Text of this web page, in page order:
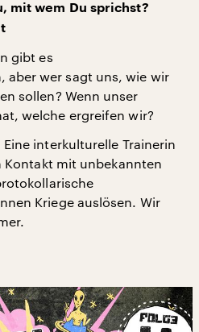
mit wem Du sprichst?
gibt es
aber wer sagt uns, wie wir
sollen? Wenn unser
welche ergreifen wir?
interkulturelle Trainerin
mit unbekannten
Kriege auslösen. Wir